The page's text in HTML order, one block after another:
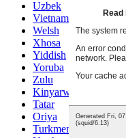
Uzbek
Vietnamese
Welsh
Xhosa
Yiddish
Yoruba
Zulu
Kinyarwanda
Tatar
Oriya
Turkmen